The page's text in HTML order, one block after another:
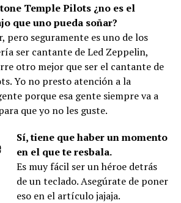
Temple Pilots ¿no es el
que uno pueda soñar?
pero seguramente es uno de los
ser cantante de Led Zeppelin,
otro mejor que ser el cantante de
Yo no presto atención a la
porque esa gente siempre va a
que yo no les guste.
Sí, tiene que haber un momento
en el que te resbala.
Es muy fácil ser un héroe detrás
de un teclado. Asegúrate de poner
eso en el artículo jajaja.